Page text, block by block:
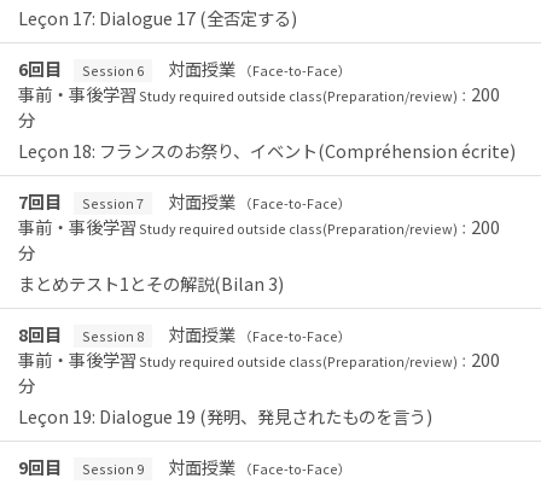
Leçon 17: Dialogue 17 (全否定する)
6回目
Session 6 対面授業 （Face-to-Face）
事前・事後学習 Study required outside class(Preparation/review)： 200
分
Leçon 18: フランスのお祭り、イベント(Compréhension écrite)
7回目
Session 7 対面授業 （Face-to-Face）
事前・事後学習 Study required outside class(Preparation/review)： 200
分
まとめテスト1とその解説(Bilan 3)
8回目
Session 8 対面授業 （Face-to-Face）
事前・事後学習 Study required outside class(Preparation/review)： 200
分
Leçon 19: Dialogue 19 (発明、発見されたものを言う)
9回目
Session 9 対面授業 （Face-to-Face）